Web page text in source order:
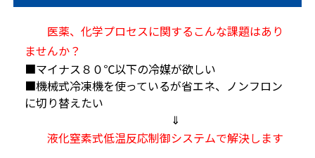
医薬、化学プロセスに関するこんな課題はあり
ませんか？
■マイナス８０℃以下の冷媒が欲しい
■機械式冷凍機を使っているが省エネ、ノンフロン
に切り替えたい
⇓
液化窒素式低温反応制御システムで解決します